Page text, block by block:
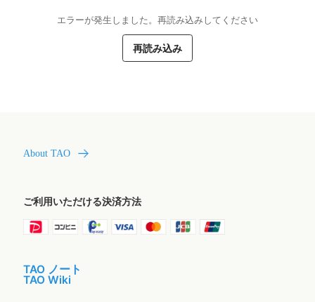
エラーが発生しました。再読み込みしてください
再読み込み
About TAO
ご利用いただける決済方法
TAO ノート
TAO Wiki